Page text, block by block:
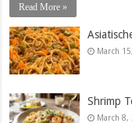
Read More »
March
Shrimp
March 8,